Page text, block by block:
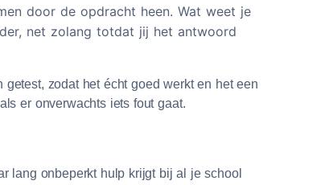
door de opdracht heen. Wat weet je
net zolang totdat jij het antwoord
zodat het écht goed werkt en het een
er onverwachts iets fout gaat.
lang onbeperkt hulp krijgt bij al je school